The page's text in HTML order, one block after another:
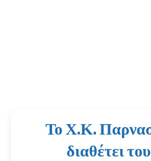
Το Χ.Κ.
διαθέτει